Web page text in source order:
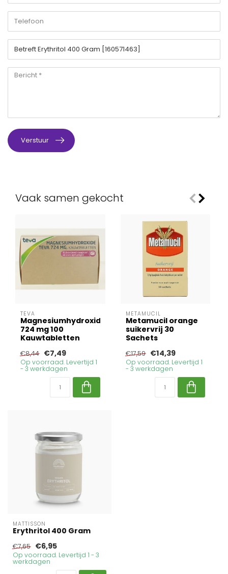
Verstuur
Vaak samen gekocht
TEVA
Magnesiumhydroxide
724 mg 100
Kauwtabletten
€8,44 €7,49
Op voorraad. Levertijd 1
- 3 werkdagen
METAMUCIL
Metamucil orange
suikervrij 30
Sachets
€17,59 €14,39
Op voorraad. Levertijd 1
- 3 werkdagen
MATTISSON
Erythritol 400 Gram
€7,65 €6,95
Op voorraad. Levertijd 1 - 3
werkdagen